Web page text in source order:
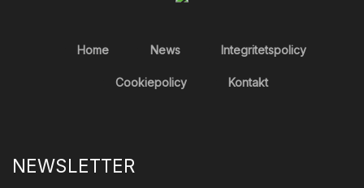
Home News Integritetspolicy
Cookiepolicy Kontakt
NEWSLETTER